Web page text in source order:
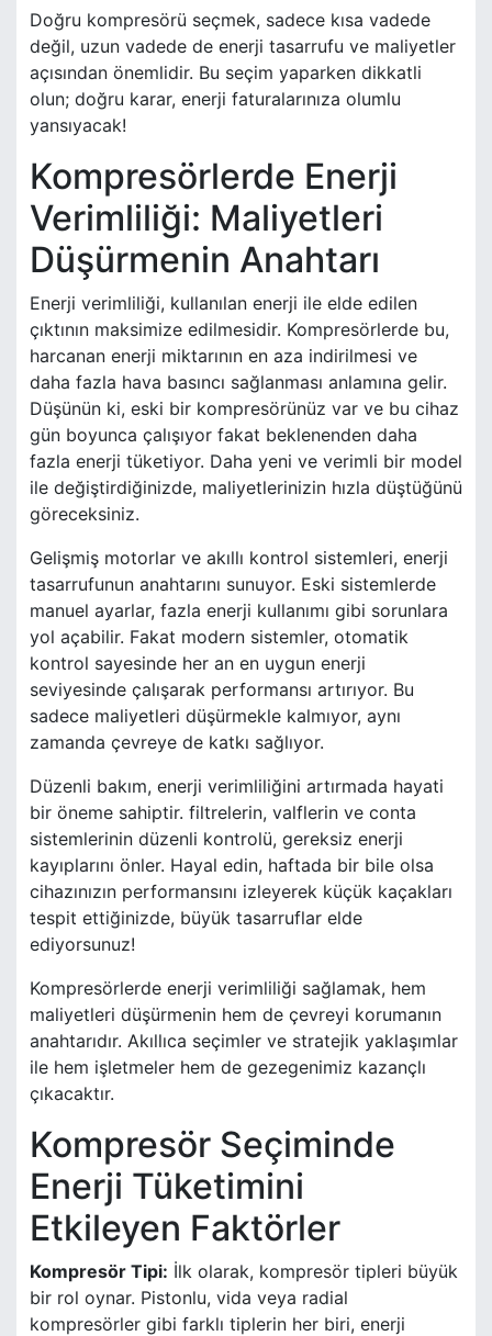
Doğru kompresörü seçmek, sadece kısa vadede
değil, uzun vadede de enerji tasarrufu ve maliyetler
açısından önemlidir. Bu seçim yaparken dikkatli
olun; doğru karar, enerji faturalarınıza olumlu
yansıyacak!
Kompresörlerde Enerji
Verimliliği: Maliyetleri
Düşürmenin Anahtarı
Enerji verimliliği, kullanılan enerji ile elde edilen
çıktının maksimize edilmesidir. Kompresörlerde bu,
harcanan enerji miktarının en aza indirilmesi ve
daha fazla hava basıncı sağlanması anlamına gelir.
Düşünün ki, eski bir kompresörünüz var ve bu cihaz
gün boyunca çalışıyor fakat beklenenden daha
fazla enerji tüketiyor. Daha yeni ve verimli bir model
ile değiştirdiğinizde, maliyetlerinizin hızla düştüğünü
göreceksiniz.
Gelişmiş motorlar ve akıllı kontrol sistemleri, enerji
tasarrufunun anahtarını sunuyor. Eski sistemlerde
manuel ayarlar, fazla enerji kullanımı gibi sorunlara
yol açabilir. Fakat modern sistemler, otomatik
kontrol sayesinde her an en uygun enerji
seviyesinde çalışarak performansı artırıyor. Bu
sadece maliyetleri düşürmekle kalmıyor, aynı
zamanda çevreye de katkı sağlıyor.
Düzenli bakım, enerji verimliliğini artırmada hayati
bir öneme sahiptir. filtrelerin, valflerin ve conta
sistemlerinin düzenli kontrolü, gereksiz enerji
kayıplarını önler. Hayal edin, haftada bir bile olsa
cihazınızın performansını izleyerek küçük kaçakları
tespit ettiğinizde, büyük tasarruflar elde
ediyorsunuz!
Kompresörlerde enerji verimliliği sağlamak, hem
maliyetleri düşürmenin hem de çevreyi korumanın
anahtarıdır. Akıllıca seçimler ve stratejik yaklaşımlar
ile hem işletmeler hem de gezegenimiz kazançlı
çıkacaktır.
Kompresör Seçiminde
Enerji Tüketimini
Etkileyen Faktörler
Kompresör Tipi: İlk olarak, kompresör tipleri büyük
bir rol oynar. Pistonlu, vida veya radial
kompresörler gibi farklı tiplerin her biri, enerji